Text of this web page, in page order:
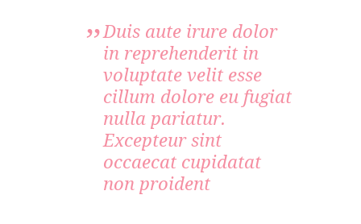
Duis aute irure dolor
in reprehenderit in
voluptate velit esse
cillum dolore eu fugiat
nulla pariatur.
Excepteur sint
occaecat cupidatat
non proident